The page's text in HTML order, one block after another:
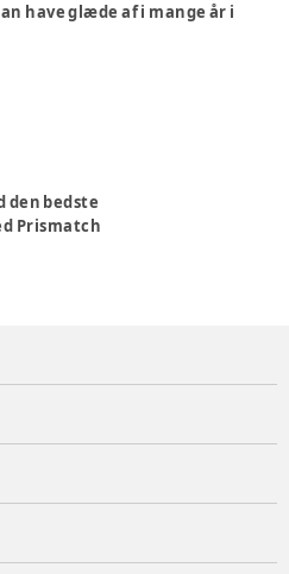
have glæde af i mange år i
den bedste
Prismatch